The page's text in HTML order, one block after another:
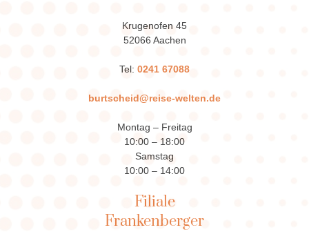
Krugenofen 45
52066 Aachen
Tel: 0241 67088
burtscheid@reise-welten.de
Montag – Freitag
10:00 – 18:00
Samstag
10:00 – 14:00
Filiale
Frankenberger